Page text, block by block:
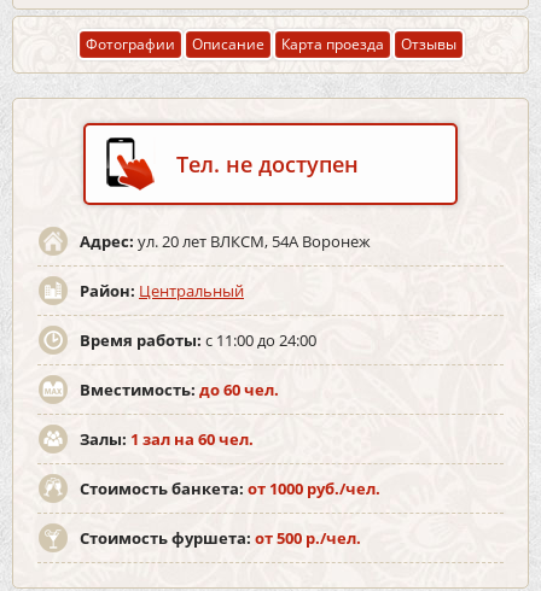
Фотографии Описание Карта проезда Отзывы
Тел. не доступен
Адрес: ул. 20 лет ВЛКСМ, 54А Воронеж
Район: Центральный
Время работы: с 11:00 до 24:00
Вместимость: до 60 чел.
Залы: 1 зал на 60 чел.
Стоимость банкета: от 1000 руб./чел.
Стоимость фуршета: от 500 р./чел.